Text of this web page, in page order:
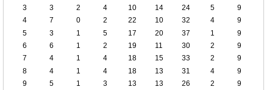
3
3 2 4 10 14 24 5
9
4
7 0 2 22 10 32 4
9
5
3 1 5 17 20 37 1
9
6
6 1 2 19 11 30 2
9
7
4 1 4 18 15 33 2
9
8
4 1 4 18 13 31 4
9
9
5 1 3 13 13 26 2
9